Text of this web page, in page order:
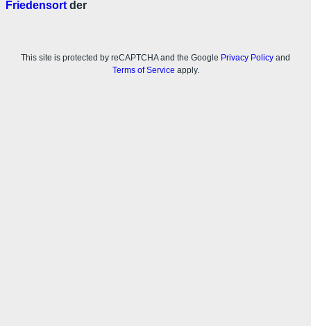
Friedensort der
This site is protected by reCAPTCHA and the Google Privacy Policy and
Terms of Service apply.